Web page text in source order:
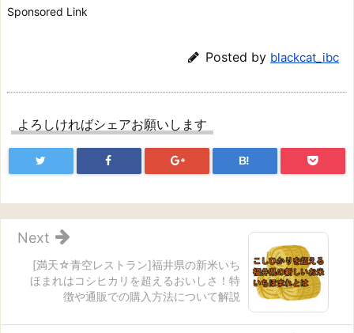
Sponsored Link
Posted by blackcat_ibc
よろしければシェアお願いします
B!
[満天☆青空レストラン]福井県の新米いち
ほまれはコシヒカリを超えるおいしさ！特
徴や通販での購入方法について解説
Next